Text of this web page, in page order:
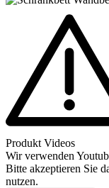
Produkt Videos
Wir verwenden
Bitte akzeptieren Sie
nutzen.